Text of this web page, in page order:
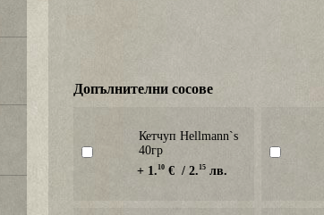
Допълнителни сосове
Кетчуп Hellmann`s
40гр
+ 1.10 € / 2.15 лв.